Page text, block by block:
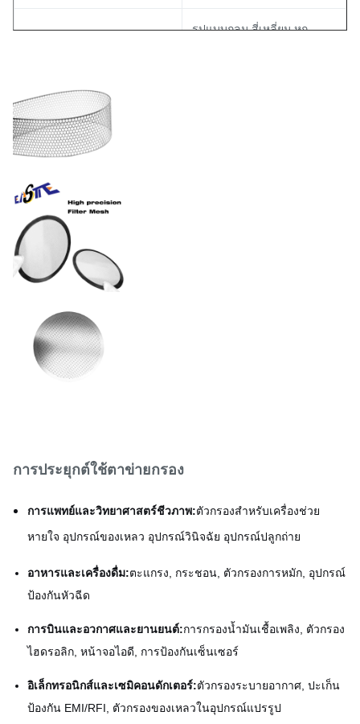
รูปแบบกลม สี่เหลี่ยม หก
อัตราส่วนพื้นที่เปิด
ความอดทน
พื้นผิวเสร็จสิ้น
การประยุกต์ใช้ตาข่ายกรอง
การแพทย์และวิทยาศาสตร์ชีวภาพ:ตัวกรองสำหรับเครื่องช่วย
หายใจ อุปกรณ์ของเหลว อุปกรณ์วินิจฉัย อุปกรณ์ปลูกถ่าย
อาหารและเครื่องดื่ม:ตะแกรง, กระชอน, ตัวกรองการหมัก, อุปกรณ์
ป้องกันหัวฉีด
การบินและอวกาศและยานยนต์:การกรองน้ำมันเชื้อเพลิง, ตัวกรอง
ไฮดรอลิก, หน้าจอไอดี, การป้องกันเซ็นเซอร์
อิเล็กทรอนิกส์และเซมิคอนดักเตอร์:ตัวกรองระบายอากาศ, ปะเก็น
ป้องกัน EMI/RFI, ตัวกรองของเหลวในอุปกรณ์แปรรูป